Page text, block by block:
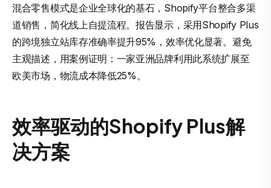
混合零售模式是企业全球化的基石，Shopify平台整合多渠
道销售，简化线上自提流程。报告显示，采用Shopify Plus
的跨境独立站库存准确率提升95%，效率优化显著。避免
主观描述，用案例证明：一家亚洲品牌利用此系统扩展至
欧美市场，物流成本降低25%。
效率驱动的Shopify Plus解
决方案